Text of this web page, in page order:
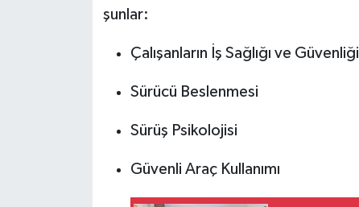
şunlar:
Çalışanların İş Sağlığı ve Güvenliği
Sürücü Beslenmesi
Sürüş Psikolojisi
Güvenli Araç Kullanımı